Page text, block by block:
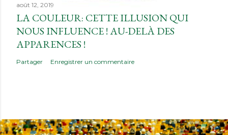
août 12, 2019
LA COULEUR: CETTE ILLUSION QUI
NOUS INFLUENCE ! AU-DELÀ DES
APPARENCES !
Partager Enregistrer un commentaire